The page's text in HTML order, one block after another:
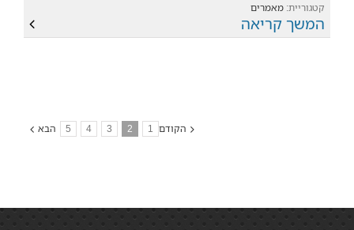
קטגוריית: מאמרים
המשך קריאה
הקודם 1
2
3
4
5 הבא